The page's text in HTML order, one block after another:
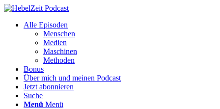
Alle Episoden
Menschen
Medien
Maschinen
Methoden
Bonus
Über mich und meinen Podcast
Jetzt abonnieren
Suche
Menü Menü